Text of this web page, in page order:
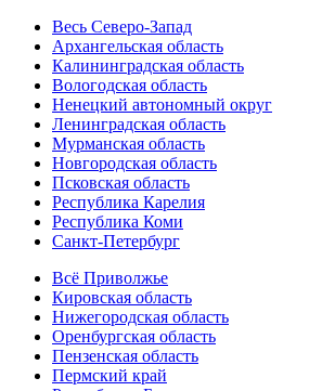
Весь Северо-Запад
Архангельская область
Калининградская область
Вологодская область
Ненецкий автономный округ
Ленинградская область
Мурманская область
Новгородская область
Псковская область
Республика Карелия
Республика Коми
Санкт-Петербург
Всё Приволжье
Кировская область
Нижегородская область
Оренбургская область
Пензенская область
Пермский край